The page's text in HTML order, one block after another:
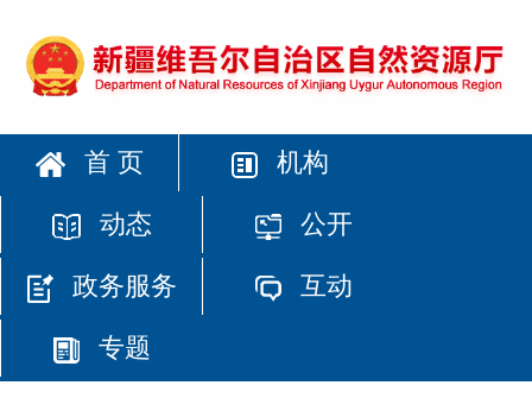
首 页 机构
动态 公开
政务服务 互动
专题